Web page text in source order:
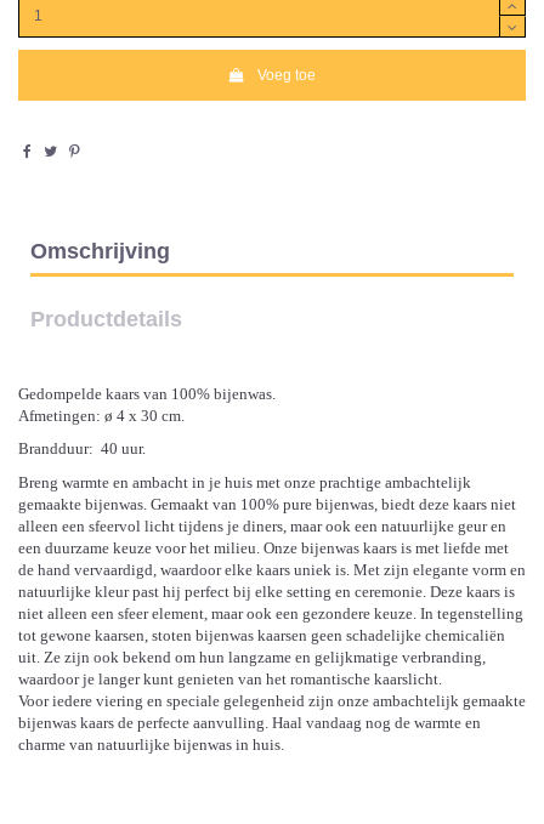
Voeg toe
Omschrijving
Productdetails
Gedompelde kaars van 100% bijenwas.
Afmetingen: ø 4 x 30 cm.
Brandduur: 40 uur.
Breng warmte en ambacht in je huis met onze prachtige ambachtelijk
gemaakte bijenwas. Gemaakt van 100% pure bijenwas, biedt deze kaars niet
alleen een sfeervol licht tijdens je diners, maar ook een natuurlijke geur en
een duurzame keuze voor het milieu. Onze bijenwas kaars is met liefde met
de hand vervaardigd, waardoor elke kaars uniek is. Met zijn elegante vorm en
natuurlijke kleur past hij perfect bij elke setting en ceremonie. Deze kaars is
niet alleen een sfeer element, maar ook een gezondere keuze. In tegenstelling
tot gewone kaarsen, stoten bijenwas kaarsen geen schadelijke chemicaliën
uit. Ze zijn ook bekend om hun langzame en gelijkmatige verbranding,
waardoor je langer kunt genieten van het romantische kaarslicht.
Voor iedere viering en speciale gelegenheid zijn onze ambachtelijk gemaakte
bijenwas kaars de perfecte aanvulling. Haal vandaag nog de warmte en
charme van natuurlijke bijenwas in huis.